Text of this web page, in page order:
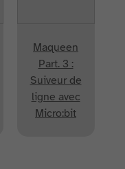
Maqueen
Part. 3 :
Suiveur de
ligne avec
Micro:bit